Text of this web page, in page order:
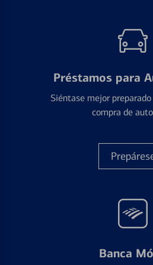
Préstamos para
Siéntase mejor
compra de
Banca